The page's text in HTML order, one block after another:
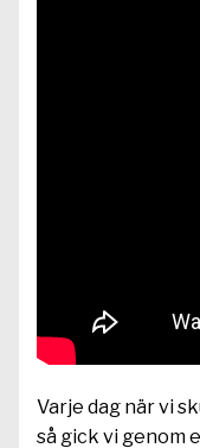
Varje dag när vi
så gick vi genom